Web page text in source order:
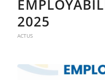
2025
ACTUS